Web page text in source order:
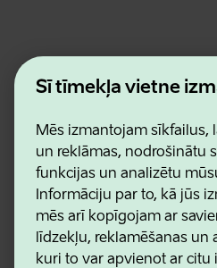
Šī tīmekļa vietne
Mēs izmantojam sīkfailus,
un reklāmas, nodrošinātu
funkcijas un analizētu
Informāciju par to, kā jūs
mēs arī kopīgojam ar
līdzekļu, reklamēšanas un
kuri to var apvienot ar
Estonian Business and
Kontakti
Lietošanas noteikumi
Sīkdatņu un konfidencialitātes